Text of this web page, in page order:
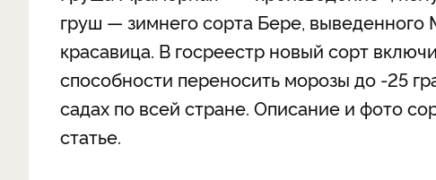
груш — зимнего сорта Бере,
красавица. В госреестр новый сорт
способности переносить морозы до -25
садах по всей стране. Описание и фото
статье.